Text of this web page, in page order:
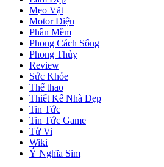
Mẹo Vặt
Motor Điện
Phần Mềm
Phong Cách Sống
Phong Thủy
Review
Sức Khỏe
Thể thao
Thiết Kế Nhà Đẹp
Tin Tức
Tin Tức Game
Tử Vi
Wiki
Ý Nghĩa Sim